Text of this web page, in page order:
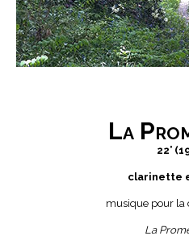
La
22’
clarinette
musique pour la
La